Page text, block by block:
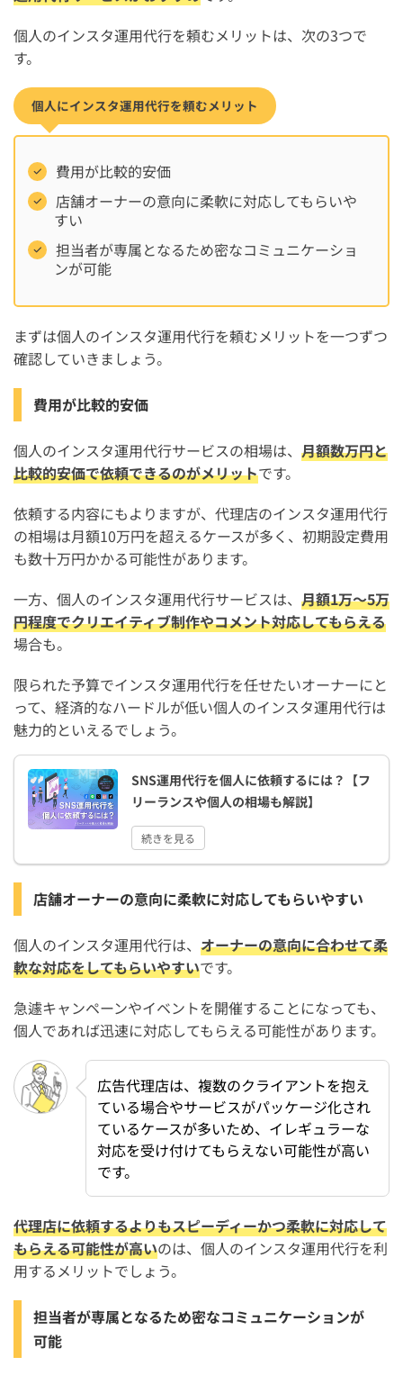
個人のインスタ運用代行を頼むメリットは、次の3つで
す。
個人にインスタ運用代行を頼むメリット
費用が比較的安価
店舗オーナーの意向に柔軟に対応してもらいや
すい
担当者が専属となるため密なコミュニケーショ
ンが可能
まずは個人のインスタ運用代行を頼むメリットを一つずつ
確認していきましょう。
費用が比較的安価
個人のインスタ運用代行サービスの相場は、 月額数万円と
比較的安価で依頼できるのがメリットです。
依頼する内容にもよりますが、代理店のインスタ運用代行
の相場は月額10万円を超えるケースが多く、初期設定費用
も数十万円かかる可能性があります。
一方、個人のインスタ運用代行サービスは、 月額1万〜5万
円程度でクリエイティブ制作やコメント対応してもらえる
場合も。
限られた予算でインスタ運用代行を任せたいオーナーにと
って、経済的なハードルが低い個人のインスタ運用代行は
魅力的といえるでしょう。
SNS運用代行を個人に依頼するには？【フ
リーランスや個人の相場も解説】
続きを見る
店舗オーナーの意向に柔軟に対応してもらいやすい
個人のインスタ運用代行は、 オーナーの意向に合わせて柔
軟な対応をしてもらいやすいです。
急遽キャンペーンやイベントを開催することになっても、
個人であれば迅速に対応してもらえる可能性があります。
広告代理店は、複数のクライアントを抱え
ている場合やサービスがパッケージ化され
ているケースが多いため、イレギュラーな
対応を受け付けてもらえない可能性が高い
です。
代理店に依頼するよりもスピーディーかつ柔軟に対応して
もらえる可能性が高いのは、個人のインスタ運用代行を利
用するメリットでしょう。
担当者が専属となるため密なコミュニケーションが
可能